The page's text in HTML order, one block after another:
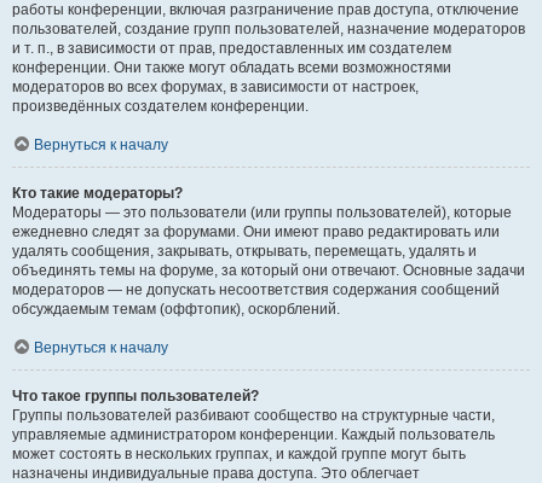
работы конференции, включая разграничение прав доступа, отключение
пользователей, создание групп пользователей, назначение модераторов
и т. п., в зависимости от прав, предоставленных им создателем
конференции. Они также могут обладать всеми возможностями
модераторов во всех форумах, в зависимости от настроек,
произведённых создателем конференции.
Вернуться к началу
Кто такие модераторы?
Модераторы — это пользователи (или группы пользователей), которые
ежедневно следят за форумами. Они имеют право редактировать или
удалять сообщения, закрывать, открывать, перемещать, удалять и
объединять темы на форуме, за который они отвечают. Основные задачи
модераторов — не допускать несоответствия содержания сообщений
обсуждаемым темам (оффтопик), оскорблений.
Вернуться к началу
Что такое группы пользователей?
Группы пользователей разбивают сообщество на структурные части,
управляемые администратором конференции. Каждый пользователь
может состоять в нескольких группах, и каждой группе могут быть
назначены индивидуальные права доступа. Это облегчает